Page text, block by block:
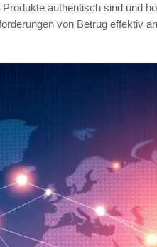
authentisch sind und
von Betrug effektiv